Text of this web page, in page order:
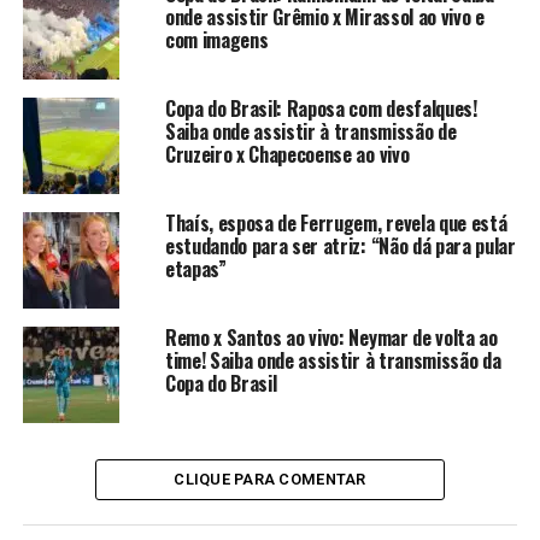
onde assistir Grêmio x Mirassol ao vivo e
com imagens
Copa do Brasil: Raposa com desfalques!
Saiba onde assistir à transmissão de
Cruzeiro x Chapecoense ao vivo
Thaís, esposa de Ferrugem, revela que está
estudando para ser atriz: “Não dá para pular
etapas”
Remo x Santos ao vivo: Neymar de volta ao
time! Saiba onde assistir à transmissão da
Copa do Brasil
CLIQUE PARA COMENTAR